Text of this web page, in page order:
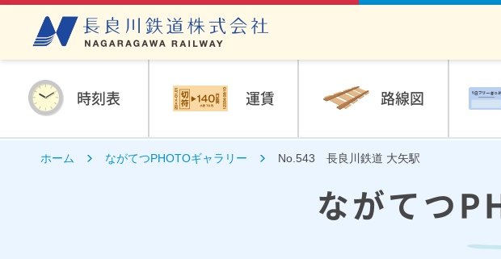
時刻表 運賃 路線図
ホーム ながてつPHOTOギャラリー No.543 長良川鉄道 大矢駅
ながてつ